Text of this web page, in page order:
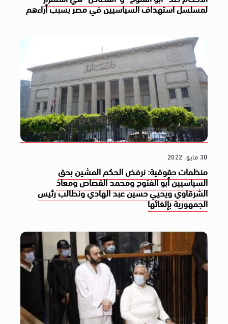
لمسلسل استهداف السياسيين في مصر بسبب أراءهم
30 مايو، 2022
منظمات حقوقية: نرفض الحكم المشين بحق
السياسيين أبو الفتوح ومحمد القصاص ومعاذ
الشرقاوي ويحيي حسين عبد الهادي ونطالب رئيس
الجمهورية بإلغائها